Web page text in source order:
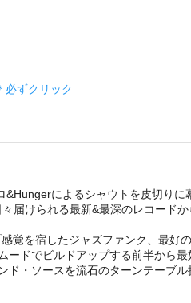
必ずクリック
によるシャウトを皮切り
届けられる最新&最深のレコード
を宿したジャズファンク、最
ドでビルドアップする前半から
・ソースを流石のターンテーブ